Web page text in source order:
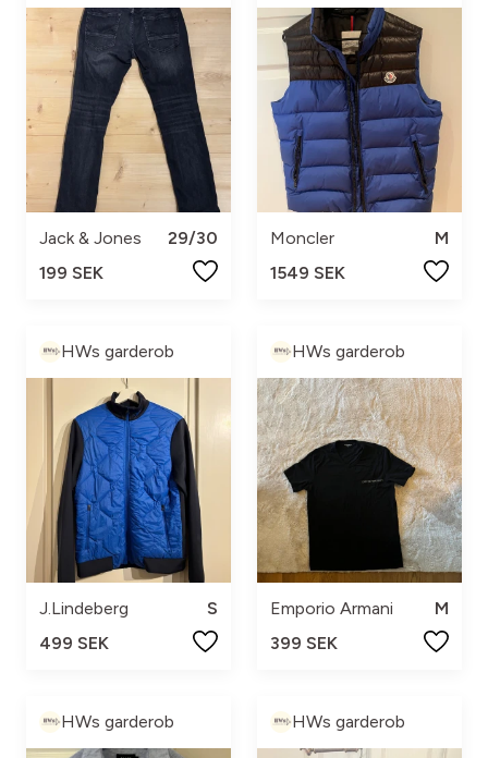
Jack & Jones
29/30
199 SEK
Moncler
M
1549 SEK
HWs garderob
J.Lindeberg
S
499 SEK
HWs garderob
Emporio Armani
M
399 SEK
HWs garderob HWs garderob